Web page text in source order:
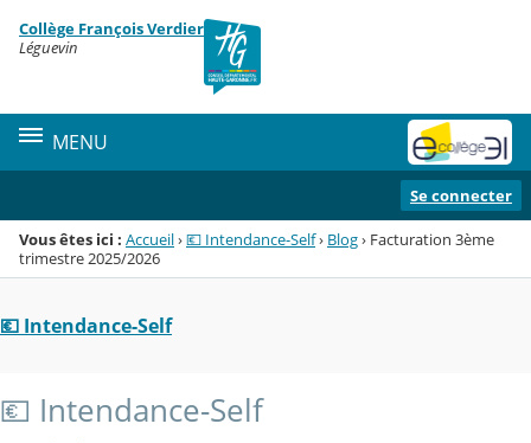
Menu de la rubrique
Contenu
Collège François Verdier
Léguevin
MENU
Se connecter
Vous êtes ici : Accueil›💶 Intendance-Self› Blog› Facturation 3ème
trimestre 2025/2026
💶 Intendance-Self
💶 Intendance-Self